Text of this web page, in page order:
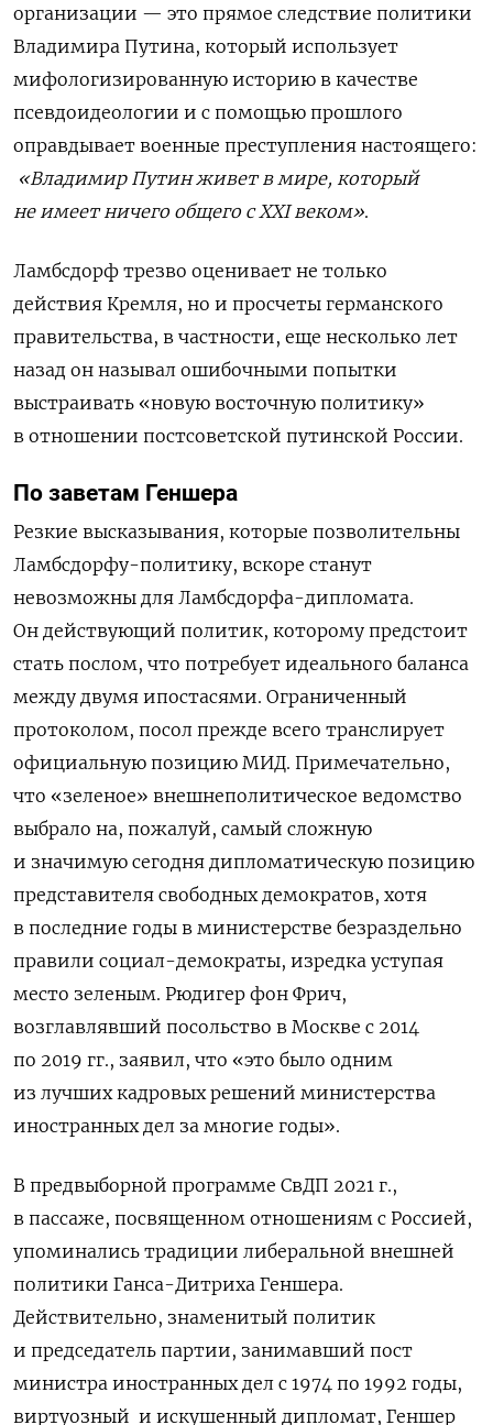
организации — это прямое следствие политики
Владимира Путина, который использует
мифологизированную историю в качестве
псевдоидеологии и с помощью прошлого
оправдывает военные преступления настоящего:
«Владимир Путин живет в мире, который
не имеет ничего общего с XXI веком».
Ламбсдорф трезво оценивает не только
действия Кремля, но и просчеты германского
правительства, в частности, еще несколько лет
назад он называл ошибочными попытки
выстраивать «новую восточную политику»
в отношении постсоветской путинской России.
По заветам Геншера
Резкие высказывания, которые позволительны
Ламбсдорфу-политику, вскоре станут
невозможны для Ламбсдорфа-дипломата.
Он действующий политик, которому предстоит
стать послом, что потребует идеального баланса
между двумя ипостасями. Ограниченный
протоколом, посол прежде всего транслирует
официальную позицию МИД. Примечательно,
что «зеленое» внешнеполитическое ведомство
выбрало на, пожалуй, самый сложную
и значимую сегодня дипломатическую позицию
представителя свободных демократов, хотя
в последние годы в министерстве безраздельно
правили социал-демократы, изредка уступая
место зеленым. Рюдигер фон Фрич,
возглавлявший посольство в Москве с 2014
по 2019 гг., заявил, что «это было одним
из лучших кадровых решений министерства
иностранных дел за многие годы».
В предвыборной программе СвДП 2021 г.,
в пассаже, посвященном отношениям с Россией,
упоминались традиции либеральной внешней
политики Ганса-Дитриха Геншера.
Действительно, знаменитый политик
и председатель партии, занимавший пост
министра иностранных дел с 1974 по 1992 годы,
виртуозный и искушенный дипломат, Геншер